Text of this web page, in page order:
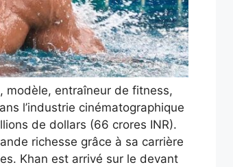
modèle, entraîneur de fitness,
l’industrie cinématographique
de dollars (66 crores INR).
richesse grâce à sa carrière
Khan est arrivé sur le devant